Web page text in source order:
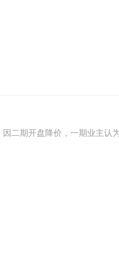
期开盘降价，一期业主认